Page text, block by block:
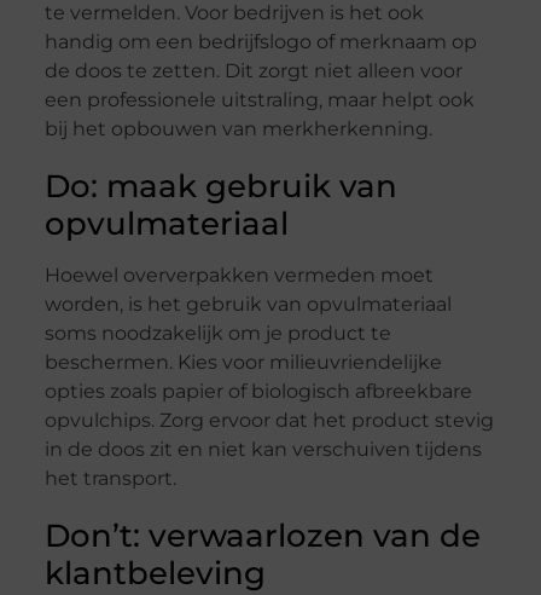
te vermelden. Voor bedrijven is het ook
handig om een bedrijfslogo of merknaam op
de doos te zetten. Dit zorgt niet alleen voor
een professionele uitstraling, maar helpt ook
bij het opbouwen van merkherkenning.
Do: maak gebruik van
opvulmateriaal
Hoewel oververpakken vermeden moet
worden, is het gebruik van opvulmateriaal
soms noodzakelijk om je product te
beschermen. Kies voor milieuvriendelijke
opties zoals papier of biologisch afbreekbare
opvulchips. Zorg ervoor dat het product stevig
in de doos zit en niet kan verschuiven tijdens
het transport.
Don’t: verwaarlozen van de
klantbeleving